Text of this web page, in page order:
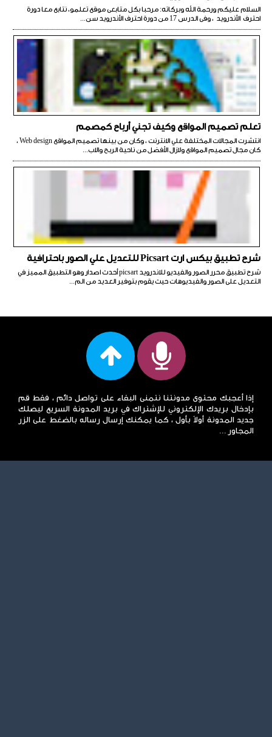
السلام عليكم ورحمة الله وبركاته: مرحبا بكل متابعى موقع تعلمو، نتابع معا دورة
احترف الأندرويد ، وفى الدرس 17 من دورة احترف الأندرويد سن...
تعلم تصميم المواقع وكيف تجني أرباح كمصمم
انتشرت المجالات المختلفة علي الانترنت ، وكان من بينها تصميم المواقع Web design ،
كان مجال تصميم المواقع ولازال الأفضل من ناحية الربح والاب...
شرح تطبيق بيكس ارت Picsart للتعديل علي الصور باحترافية
شرح تطبيق محرر الصور والفيديو للاندرويد picsart أحدث اصدار وهو التطبيق المميز في
التعديل على الصور والفيديوهات حيث يقوم بتوفير العديد من الم...
إذا أعجبك محتوى مدونتنا نتمنى البقاء على تواصل دائم ، فقط قم
بإدخال بريدك الإلكتروني للإشتراك في بريد المدونة السريع ليصلك
جديد المدونة أولاً بأول ، كما يمكنك إرسال رساله بالضغط على الزر
المجاور ...